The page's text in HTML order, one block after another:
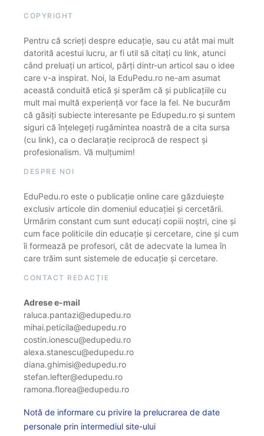
COPYRIGHT
Pentru că scrieți despre educație, sau cu atât mai mult
datorită acestui lucru, ar fi util să citați cu link, atunci
când preluați un articol, părți dintr-un articol sau o idee
care v-a inspirat. Noi, la EduPedu.ro ne-am asumat
această conduită etică și sperăm că și publicațiile cu
mult mai multă experiență vor face la fel. Ne bucurăm
că găsiți subiecte interesante pe Edupedu.ro și suntem
siguri că înțelegeți rugămintea noastră de a cita sursa
(cu link), ca o declarație reciprocă de respect și
profesionalism. Vă mulțumim!
DESPRE NOI
EduPedu.ro este o publicație online care găzduiește
exclusiv articole din domeniul educației și cercetării.
Urmărim constant cum sunt educați copiii noștri, cine și
cum face politicile din educație și cercetare, cine și cum
îi formează pe profesori, cât de adecvate la lumea în
care trăim sunt sistemele de educație și cercetare.
CONTACT REDACȚIE
Adrese e-mail
raluca.pantazi@edupedu.ro
mihai.peticila@edupedu.ro
costin.ionescu@edupedu.ro
alexa.stanescu@edupedu.ro
diana.ghimisi@edupedu.ro
stefan.lefter@edupedu.ro
ramona.florea@edupedu.ro
Notă de informare cu privire la prelucrarea de date
personale prin intermediul site-ului